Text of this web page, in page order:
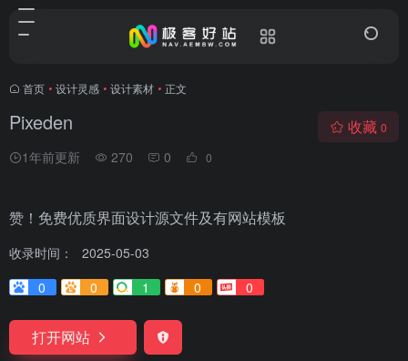
首页 • 设计灵感 • 设计素材 • 正文
Pixeden
1年前更新 270 0 0
收藏 0
赞！免费优质界面设计源文件及有网站模板
收录时间：
2025-05-03
0
0 1 0 0
打开网站